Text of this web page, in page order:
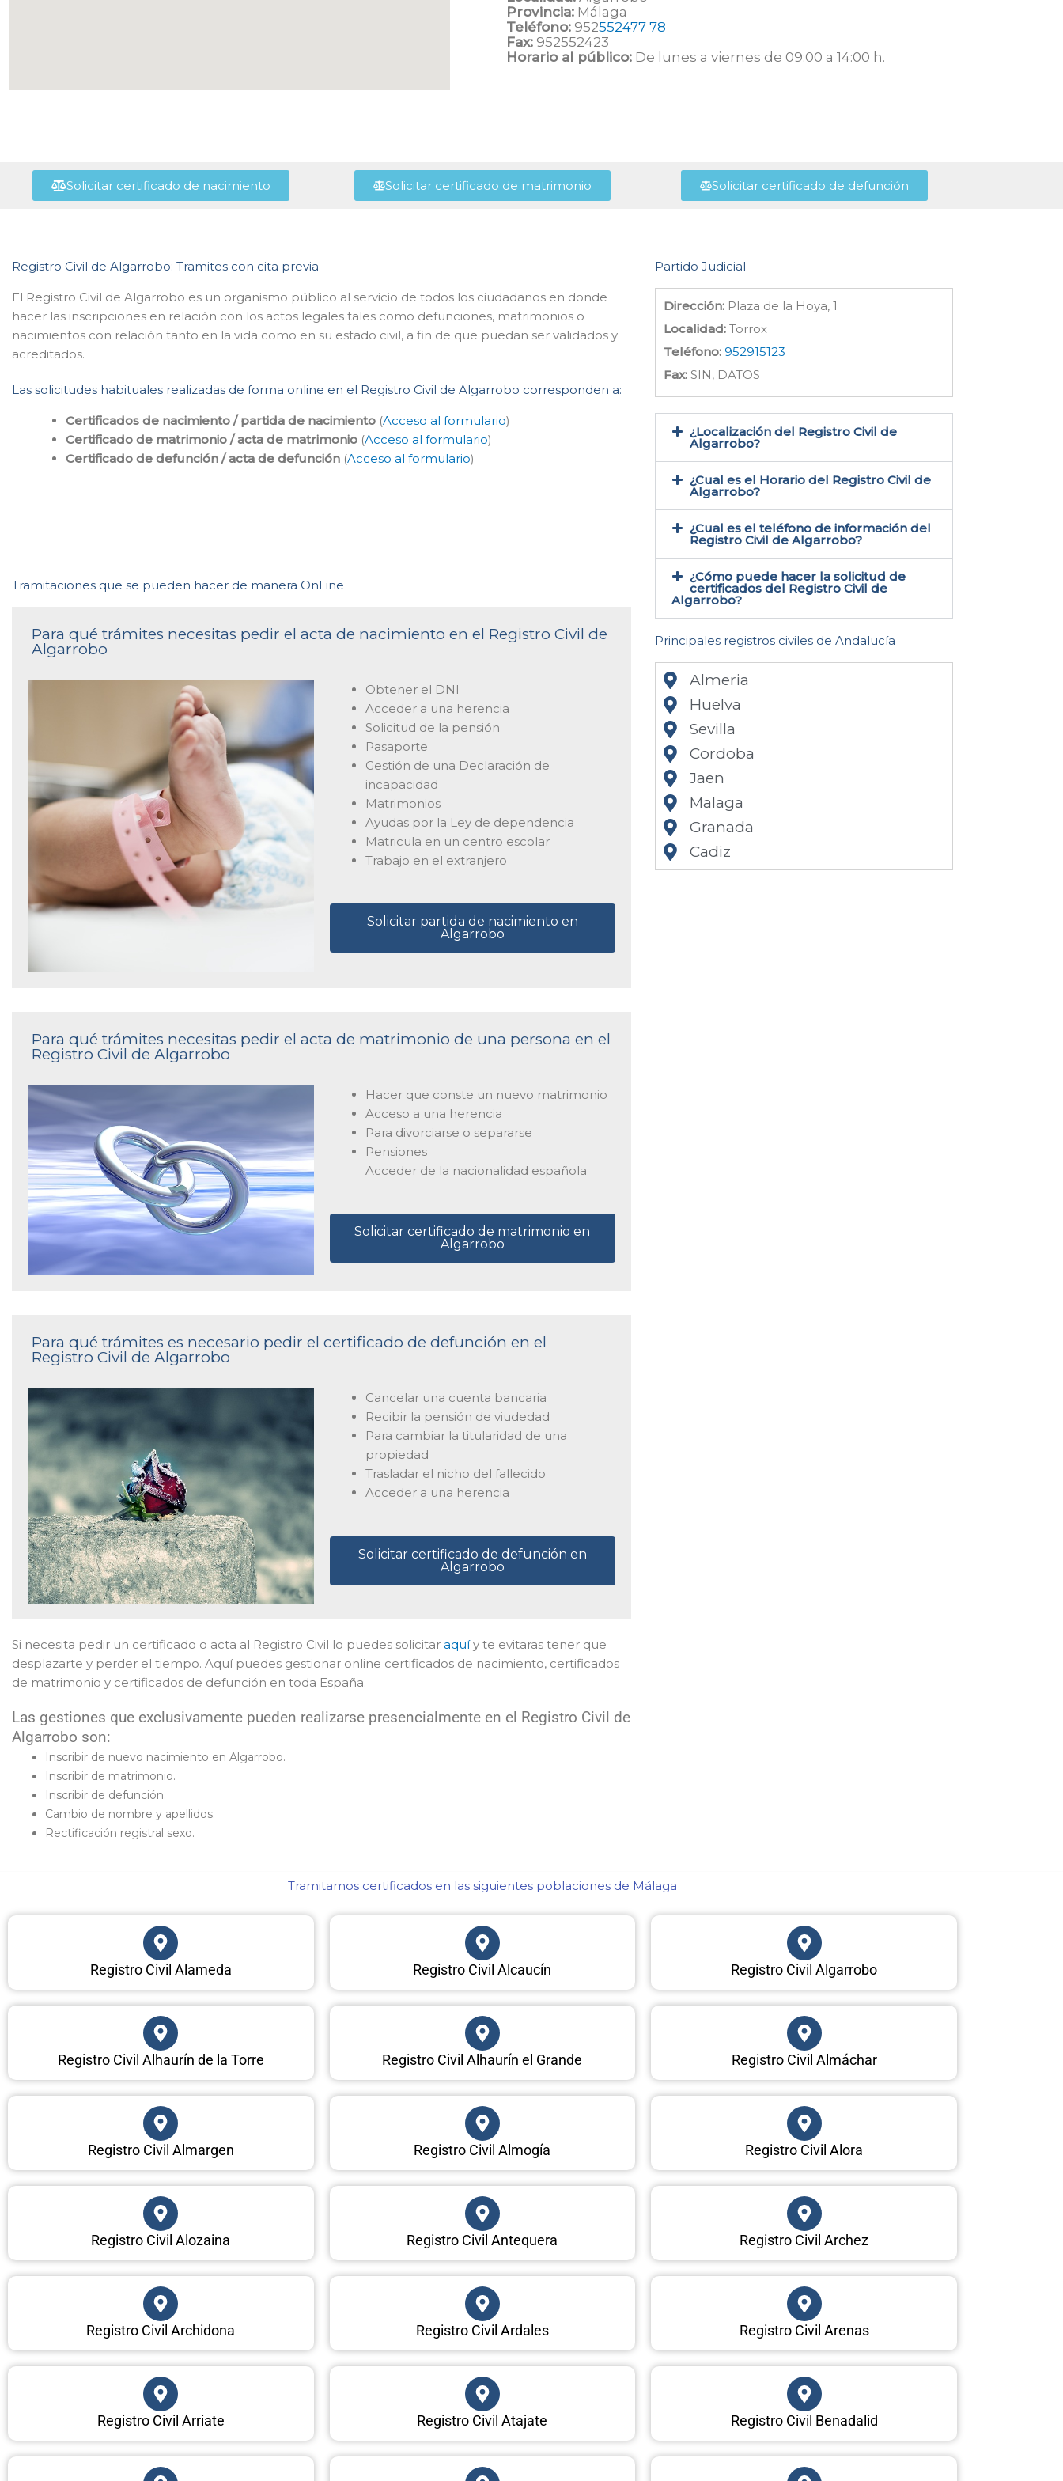
Provincia: Málaga
Teléfono: 952552477 78
Fax: 952552423
Horario al público: De lunes a viernes de 09:00 a 14:00 h.
Solicitar certificado de nacimiento Solicitar certificado de matrimonio Solicitar certificado de defunción
Registro Civil de Algarrobo: Tramites con cita previa
El Registro Civil de Algarrobo es un organismo público al servicio de todos los ciudadanos en donde
hacer las inscripciones en relación con los actos legales tales como defunciones, matrimonios o
nacimientos con relación tanto en la vida como en su estado civil, a fin de que puedan ser validados y
acreditados.
Las solicitudes habituales realizadas de forma online en el Registro Civil de Algarrobo corresponden a:
Certificados de nacimiento / partida de nacimiento(Acceso al formulario)
Certificado de matrimonio / acta de matrimonio(Acceso al formulario)
Certificado de defunción / acta de defunción(Acceso al formulario)
Tramitaciones que se pueden hacer de manera OnLine
Para qué trámites necesitas pedir el acta de nacimiento en el Registro Civil de
Algarrobo
Obtener el DNI
Acceder a una herencia
Solicitud de la pensión
Pasaporte
Gestión de una Declaración de
incapacidad
Matrimonios
Ayudas por la Ley de dependencia
Matricula en un centro escolar
Trabajo en el extranjero
Solicitar partida de nacimiento en
Algarrobo
Para qué trámites necesitas pedir el acta de matrimonio de una persona en el
Registro Civil de Algarrobo
Hacer que conste un nuevo matrimonio
Acceso a una herencia
Para divorciarse o separarse
Pensiones
Acceder de la nacionalidad española
Solicitar certificado de matrimonio en
Algarrobo
Para qué trámites es necesario pedir el certificado de defunción en el
Registro Civil de Algarrobo
Cancelar una cuenta bancaria
Recibir la pensión de viudedad
Para cambiar la titularidad de una
propiedad
Trasladar el nicho del fallecido
Acceder a una herencia
Solicitar certificado de defunción en
Algarrobo
Si necesita pedir un certificado o acta al Registro Civil lo puedes solicitar aquíy te evitaras tener que
desplazarte y perder el tiempo. Aquí puedes gestionar online certificados de nacimiento, certificados
de matrimonio y certificados de defunción en toda España.
Las gestiones que exclusivamente pueden realizarse presencialmente en el Registro Civil de
Algarrobo son:
Inscribir de nuevo nacimiento en Algarrobo.
Inscribir de matrimonio.
Inscribir de defunción.
Cambio de nombre y apellidos.
Rectificación registral sexo.
Partido Judicial
Dirección: Plaza de la Hoya, 1
Localidad: Torrox
Teléfono: 952915123
Fax: SIN, DATOS
¿Localización del Registro Civil de
Algarrobo​?
¿Cual es el Horario del Registro Civil de
Algarrobo?
¿Cual es el teléfono de información del
Registro Civil de Algarrobo​?
¿Cómo puede hacer la solicitud de
certificados del Registro Civil de
Algarrobo​?
Principales registros civiles de Andalucía
Almeria
Huelva
Sevilla
Cordoba
Jaen
Malaga
Granada
Cadiz
Tramitamos certificados en las siguientes poblaciones de Málaga​
Registro Civil Alameda Registro Civil Alcaucín Registro Civil Algarrobo
Registro Civil Alhaurín de la Torre Registro Civil Alhaurín el Grande Registro Civil Almáchar
Registro Civil Almargen Registro Civil Almogía Registro Civil Alora
Registro Civil Alozaina Registro Civil Antequera Registro Civil Archez
Registro Civil Archidona Registro Civil Ardales Registro Civil Arenas
Registro Civil Arriate Registro Civil Atajate Registro Civil Benadalid